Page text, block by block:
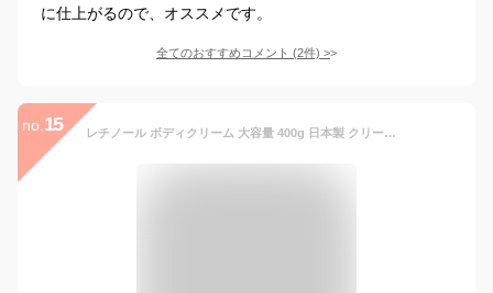
に仕上がるので、オススメです。
全てのおすすめコメント (2件) >
no. 15 レチノール ボディクリーム 大容量 400g 日本製 クリーム ボディミルク クリーム しっとり すべすべ 乾燥 二の腕 ざらつき ボディケア 全身 セラミド ひじ ひざ 背中 高保湿 ボディ 美容 ビタミンA 公式 Mon BAACE モンバーチェ レチノボディ AAボディクリーム